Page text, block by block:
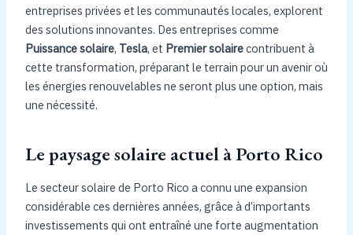
entreprises privées et les communautés locales, explorent
des solutions innovantes. Des entreprises comme
Puissance solaire, Tesla, et Premier solairecontribuent à
cette transformation, préparant le terrain pour un avenir où
les énergies renouvelables ne seront plus une option, mais
une nécessité.
Le paysage solaire actuel à Porto Rico
Le secteur solaire de Porto Rico a connu une expansion
considérable ces dernières années, grâce à d’importants
investissements qui ont entraîné une forte augmentation